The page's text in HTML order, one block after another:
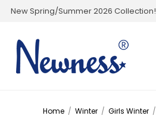
New Spring/Summer 2026 Collection!
Home / Winter / Girls Winter /